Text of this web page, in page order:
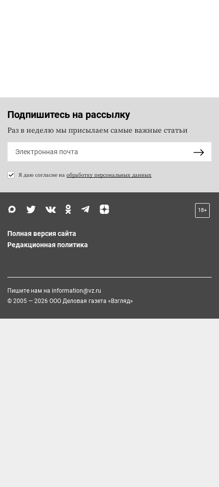
Подпишитесь на рассылку
Раз в неделю мы присылаем самые важные статьи
Я даю согласие на обработку персональных данных
18+
Полная версия сайта
Редакционная политика
Пишите нам на information@vz.ru
© 2005 — 2026 ООО Деловая газета «Взгляд»